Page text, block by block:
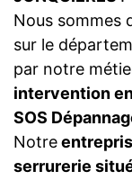
Nous sommes
sur le
par notre
intervention
SOS
Notre
serrurerie